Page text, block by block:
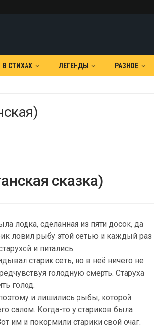
В СТИХАХ ЛЕГЕНДЫ РАЗНОЕ
сказка)
лодка, сделанная из пяти досок, да
ловил рыбу этой сетью и каждый раз
и питались.
старик сеть, но в неё ничего не
голодную смерть. Старуха
голод.
и лишились рыбы, которой
салом. Когда-то у стариков была
им и покормили старики свой очаг.